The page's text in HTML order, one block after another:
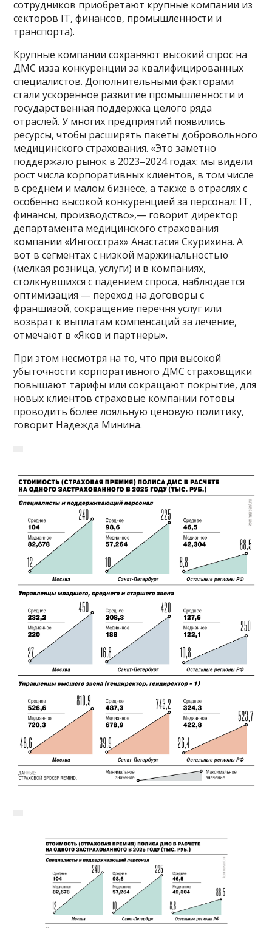
сотрудников приобретают крупные компании из
секторов IT, финансов, промышленности и
транспорта).
Крупные компании сохраняют высокий спрос на
ДМС изза конкуренции за квалифицированных
специалистов. Дополнительными факторами
стали ускоренное развитие промышленности и
государственная поддержка целого ряда
отраслей. У многих предприятий появились
ресурсы, чтобы расширять пакеты добровольного
медицинского страхования. «Это заметно
поддержало рынок в 2023–2024 годах: мы видели
рост числа корпоративных клиентов, в том числе
в среднем и малом бизнесе, а также в отраслях с
особенно высокой конкуренцией за персонал: IT,
финансы, производство»,— говорит директор
департамента медицинского страхования
компании «Ингосстрах» Анастасия Скурихина. А
вот в сегментах с низкой маржинальностью
(мелкая розница, услуги) и в компаниях,
столкнувшихся с падением спроса, наблюдается
оптимизация — переход на договоры с
франшизой, сокращение перечня услуг или
возврат к выплатам компенсаций за лечение,
отмечают в «Яков и партнеры».
При этом несмотря на то, что при высокой
убыточности корпоративного ДМС страховщики
повышают тарифы или сокращают покрытие, для
новых клиентов страховые компании готовы
проводить более лояльную ценовую политику,
говорит Надежда Минина.